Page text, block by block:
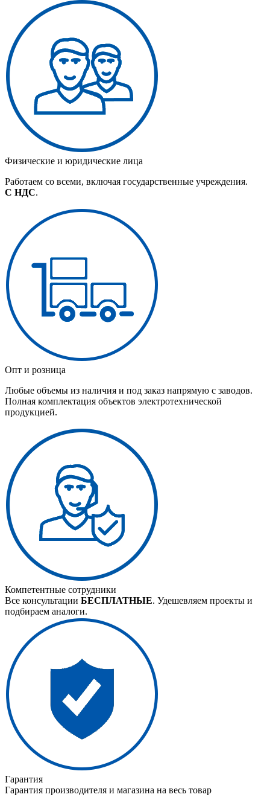
Физические и юридические лица
Работаем со всеми, включая государственные учреждения.
С НДС.
Опт и розница
Любые объемы из наличия и под заказ напрямую с заводов.
Полная комплектация объектов электротехнической
продукцией.
Компетентные сотрудники
Все консультации БЕСПЛАТНЫЕ. Удешевляем проекты и
подбираем аналоги.
Гарантия
Гарантия производителя и магазина на весь товар